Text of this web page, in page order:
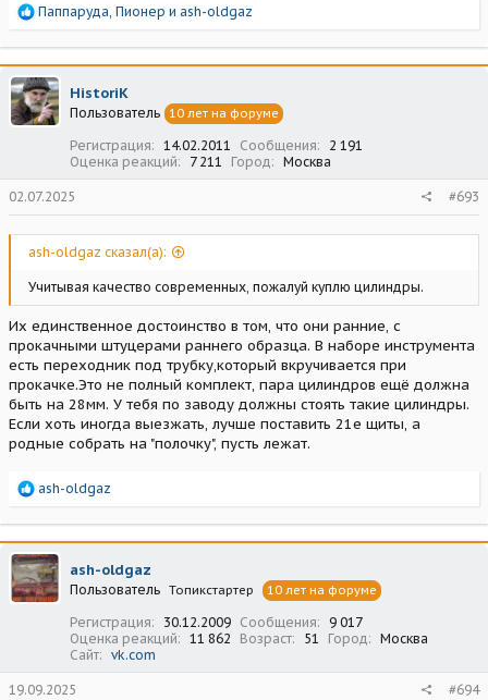
Р
а
к
ц
и
и
Паппаруда Пионер и ash-oldgaz
HistoriK
Пользователь 10 лет на форуме
Регистрация 14.02.2011 Сообщения
2 191
Оценка реакций
7 211 Город Москва
02.07.2025 #693
ash-oldgaz сказал(а):
Учитывая качество современных, пожалуй куплю цилиндры.
Их единственное достоинство в том, что они ранние, с
прокачными штуцерами раннего образца. В наборе инструмента
есть переходник под трубку,который вкручивается при
прокачке.Это не полный комплект, пара цилиндров ещё должна
быть на 28мм. У тебя по заводу должны стоять такие цилиндры.
Если хоть иногда выезжать, лучше поставить 21е щиты, а
родные собрать на "полочку", пусть лежат.
Р
а
к
ц
и
и
ash-oldgaz
ash-oldgaz
Пользователь Топикстартер 10 лет на форуме
Регистрация 30.12.2009 Сообщения
9 017
Оценка реакций
11 862 Возраст 51 Город
Москва
Сайт
vk.com
19.09.2025 #694